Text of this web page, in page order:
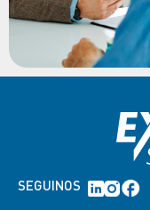
SEGUINOS